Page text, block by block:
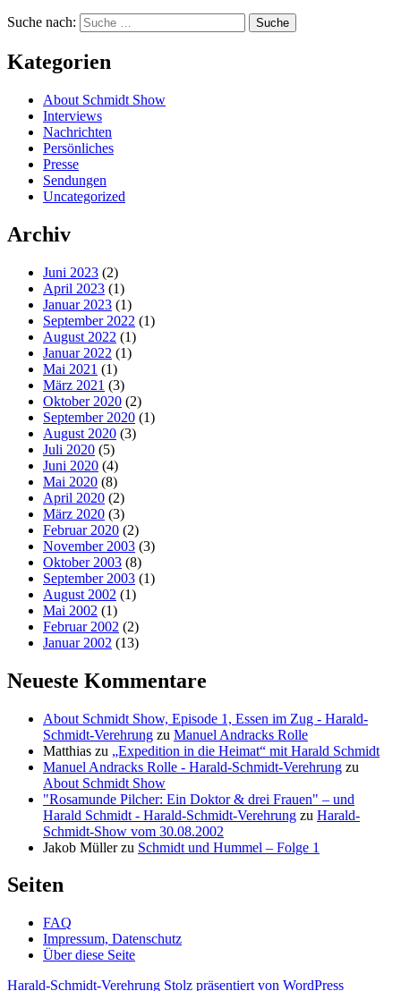
Suche nach: Suche
Kategorien
About Schmidt Show
Interviews
Nachrichten
Persönliches
Presse
Sendungen
Uncategorized
Archiv
Juni 2023 (2)
April 2023 (1)
Januar 2023 (1)
September 2022 (1)
August 2022 (1)
Januar 2022 (1)
Mai 2021 (1)
März 2021 (3)
Oktober 2020 (2)
September 2020 (1)
August 2020 (3)
Juli 2020 (5)
Juni 2020 (4)
Mai 2020 (8)
April 2020 (2)
März 2020 (3)
Februar 2020 (2)
November 2003 (3)
Oktober 2003 (8)
September 2003 (1)
August 2002 (1)
Mai 2002 (1)
Februar 2002 (2)
Januar 2002 (13)
Neueste Kommentare
About Schmidt Show, Episode 1, Essen im Zug - Harald-
Schmidt-Verehrung zu Manuel Andracks Rolle
Matthias zu „Expedition in die Heimat“ mit Harald Schmidt
Manuel Andracks Rolle - Harald-Schmidt-Verehrung zu
About Schmidt Show
"Rosamunde Pilcher: Ein Doktor & drei Frauen" – und
Harald Schmidt - Harald-Schmidt-Verehrung zu Harald-
Schmidt-Show vom 30.08.2002
Jakob Müllerzu Schmidt und Hummel – Folge 1
Seiten
FAQ
Impressum, Datenschutz
Über diese Seite
Harald-Schmidt-Verehrung Stolz präsentiert von WordPress